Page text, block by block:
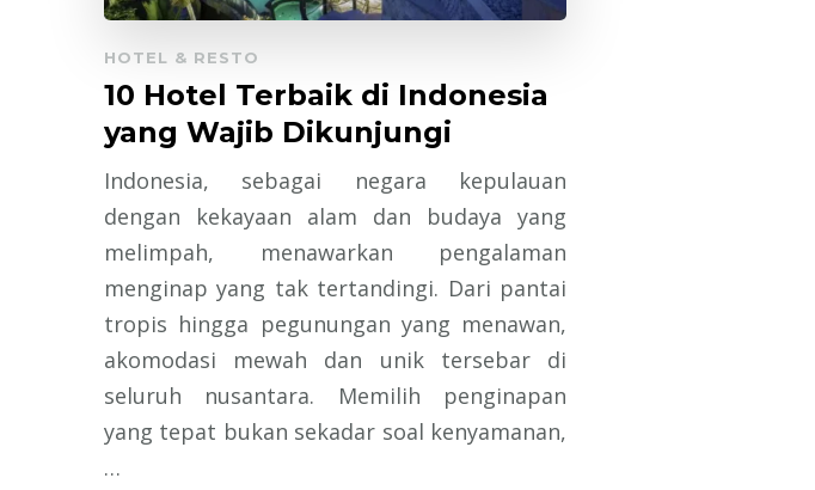
HOTEL & RESTO
10 Hotel Terbaik di Indonesia
yang Wajib Dikunjungi
Indonesia, sebagai negara kepulauan
dengan kekayaan alam dan budaya yang
melimpah, menawarkan pengalaman
menginap yang tak tertandingi. Dari pantai
tropis hingga pegunungan yang menawan,
akomodasi mewah dan unik tersebar di
seluruh nusantara. Memilih penginapan
yang tepat bukan sekadar soal kenyamanan,
…